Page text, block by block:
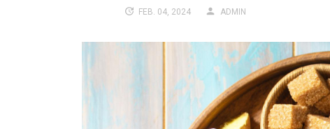
FEB. 04, 2024 ADMIN